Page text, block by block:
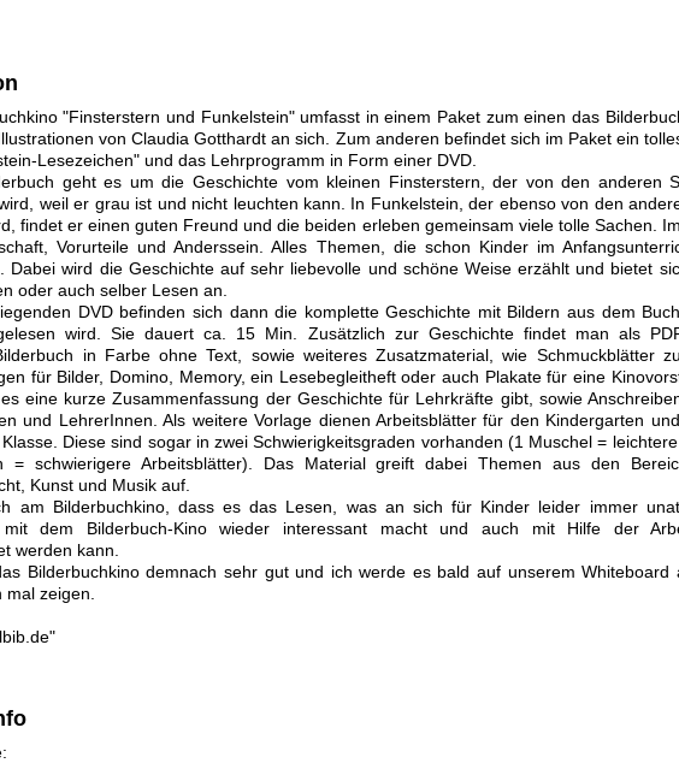
"Finsterstern und Funkelstein" umfasst in einem Paket zum einen das
von Claudia Gotthardt an sich. Zum anderen befindet sich im Paket ein
Lesezeichen" und das Lehrprogramm in Form einer DVD.
geht es um die Geschichte vom kleinen Finsterstern, der von den anderen
weil er grau ist und nicht leuchten kann. In Funkelstein, der ebenso von den
findet er einen guten Freund und die beiden erleben gemeinsam viele tolle Sachen.
Vorurteile und Anderssein. Alles Themen, die schon Kinder im
Dabei wird die Geschichte auf sehr liebevolle und schöne Weise erzählt und bietet
oder auch selber Lesen an.
DVD befinden sich dann die komplette Geschichte mit Bildern aus dem
wird. Sie dauert ca. 15 Min. Zusätzlich zur Geschichte findet man als
in Farbe ohne Text, sowie weiteres Zusatzmaterial, wie Schmuckblätter
für Bilder, Domino, Memory, ein Lesebegleitheft oder auch Plakate für eine
eine kurze Zusammenfassung der Geschichte für Lehrkräfte gibt, sowie
und LehrerInnen. Als weitere Vorlage dienen Arbeitsblätter für den Kindergarten
Diese sind sogar in zwei Schwierigkeitsgraden vorhanden (1 Muschel = leichtere
= schwierigere Arbeitsblätter). Das Material greift dabei Themen aus den
Kunst und Musik auf.
am Bilderbuchkino, dass es das Lesen, was an sich für Kinder leider immer
mit dem Bilderbuch-Kino wieder interessant macht und auch mit Hilfe der
werden kann.
Bilderbuchkino demnach sehr gut und ich werde es bald auf unserem Whiteboard
zeigen.